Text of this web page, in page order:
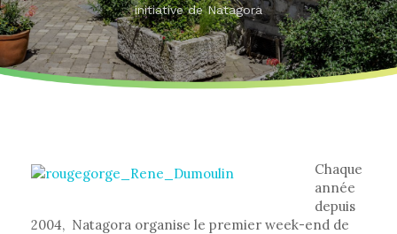
initiative de Natagora
Chaque
année
depuis
2004, Natagora organise le premier week-end de